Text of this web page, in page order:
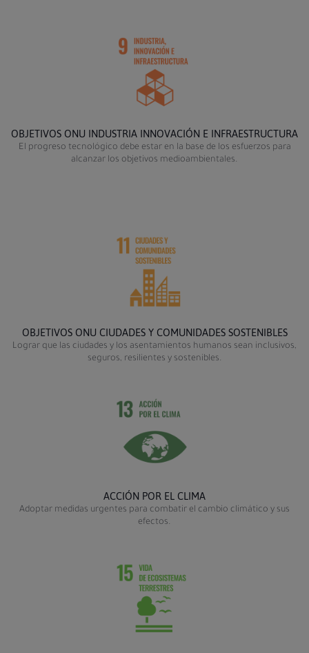
OBJETIVOS ONU INDUSTRIA INNOVACIÓN E INFRAESTRUCTURA
El progreso tecnológico debe estar en la base de los esfuerzos para
alcanzar los objetivos medioambientales.
OBJETIVOS ONU CIUDADES Y COMUNIDADES SOSTENIBLES
Lograr que las ciudades y los asentamientos humanos sean inclusivos,
seguros, resilientes y sostenibles.
ACCIÓN POR EL CLIMA
Adoptar medidas urgentes para combatir el cambio climático y sus
efectos.